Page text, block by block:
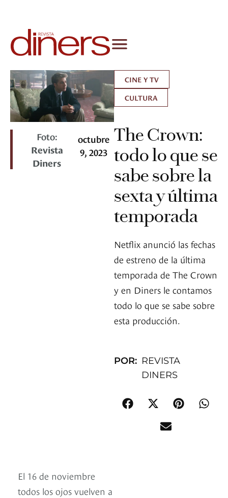
Foto:
Revista
Diners
octubre
9, 2023
CINE Y TV
CULTURA
The Crown:
todo lo que se
sabe sobre la
sexta y última
temporada
Netflix anunció las fechas
de estreno de la última
temporada de The Crown
y en Diners le contamos
todo lo que se sabe sobre
esta producción.
POR: REVISTA
DINERS
El 16 de noviembre
todos los ojos vuelven a